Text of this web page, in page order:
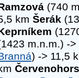
(740
km Šerák
m.n.m.) -
) -> 11,5